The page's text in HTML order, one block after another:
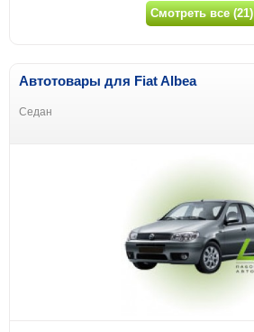
Смотреть все (21)
Автотовары для Fiat Albea
Седан